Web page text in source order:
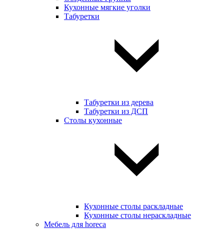
Кухонные мягкие уголки
Табуретки
Табуретки из дерева
Табуретки из ДСП
Столы кухонные
Кухонные столы раскладные
Кухонные столы нераскладные
Мебель для horeca